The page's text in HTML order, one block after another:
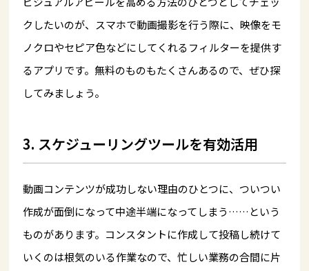
クしたいのが、スマホで動画撮影を行う際に、映像をモ
ノクロやセピア色などにしてくれるフィルターを提供す
るアプリです。無料のものもたくさんあるので、ぜひ探
してみましょう。
3. スケジューリングツールを有効活用
動画コンテンツが成功しない理由のひとつに、ついつい
作成が面倒になって中途半端になってしまう……という
ものがあります。コンスタントに作成して投稿し続けて
いくのは根気のいる作業なので、忙しい業務の合間に片